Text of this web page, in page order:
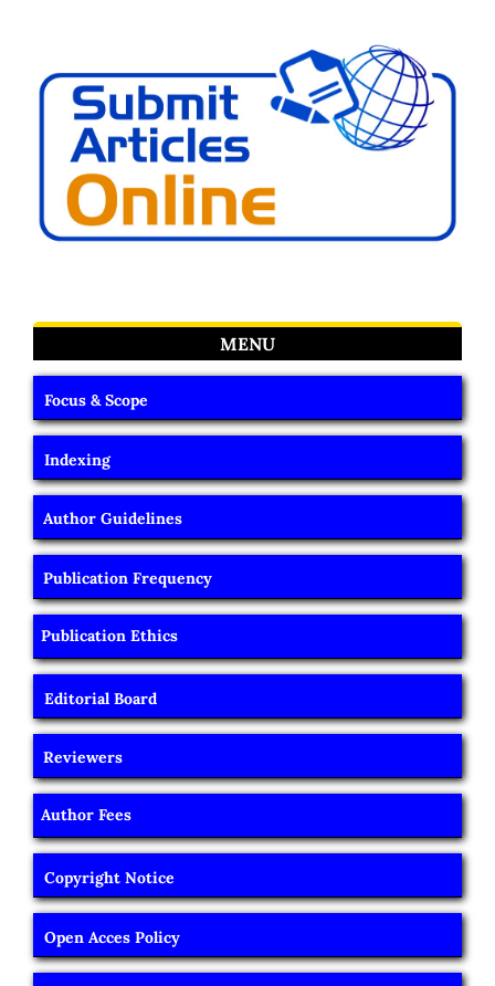
MENU
Focus & Scope
Indexing
Author Guidelines
Publication Frequency
Publication Ethics
Editorial Board
Reviewers
Author Fees
Copyright Notice
Open Acces Policy